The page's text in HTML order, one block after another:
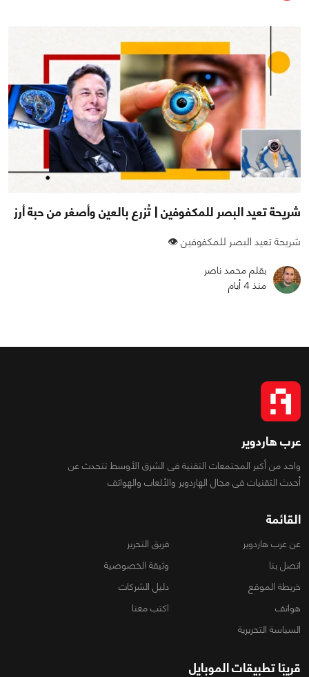
شريحة تعيد البصر للمكفوفين | تُزرع بالعين وأصغر من حبة أرز
شريحة تعيد البصر للمكفوفين 👁️
بقلم محمد ناصر
منذ 4 أيام
عرب هاردوير
واحد من أكبر المجتمعات التقنية فى الشرق الأوسط تتحدث عن
أحدث التقنيات فى مجال الهاردوير والألعاب والهواتف
القائمة
عن عرب هاردوير
فريق التحرير
اتصل بنا
وثيقة الخصوصية
خريطة الموقع
دليل الشركات
هواتف
اكتب معنا
السياسة التحريرية
قريبًا تطبيقات الموبايل